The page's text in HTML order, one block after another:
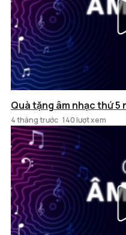
Quà tặng âm nhạc thứ 5
4 tháng trước 140 lượt xem